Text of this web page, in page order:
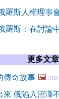
羅斯人權理事
羅斯：在討論
更多文
傳奇故事 🖼️
來 俄陷入沼澤